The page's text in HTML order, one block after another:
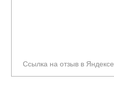
Ссылка на отзыв в Яндексе